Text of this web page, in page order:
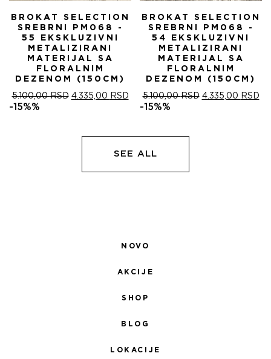
BROKAT SELECTION
SREBRNI PM068 -
55 EKSKLUZIVNI
METALIZIRANI
MATERIJAL SA
FLORALNIM
DEZENOM (150CM)
5.100,00RSD ОРИГИНАЛНА
5.100,00 RSD.
4.335,00 RSDТРЕНУТНА
ЦЕНА
-15%%
BROKAT SELECTION
SREBRNI PM068 -
54 EKSKLUZIVNI
METALIZIRANI
MATERIJAL SA
FLORALNIM
DEZENOM (150CM)
5.100,00RSD ОРИГИНАЛНА
4.335,00 RSD
-15%%
SEE ALL
NOVO
AKCIJE
SHOP
BLOG
LOKACIJE